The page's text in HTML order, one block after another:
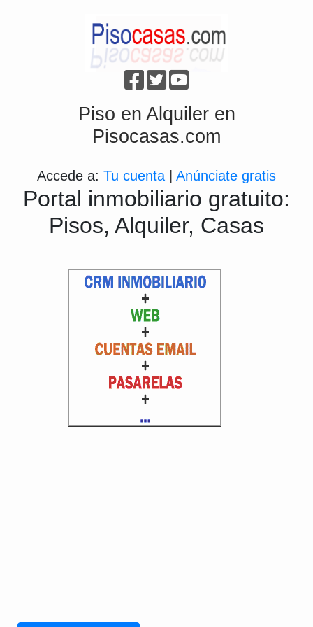
Piso en Alquiler en
Pisocasas.com
Accede a: Tu cuenta Anúnciate gratis
Portal inmobiliario gratuito:
Pisos, Alquiler, Casas